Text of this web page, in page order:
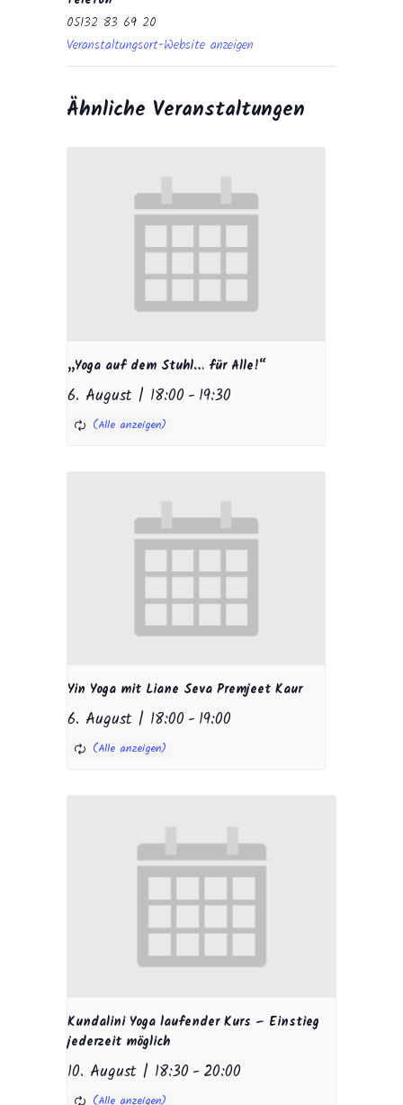
05132 83 69 20
Veranstaltungsort-Website anzeigen
Ähnliche Veranstaltungen
„Yoga auf dem Stuhl… für Alle!“
6. August | 18:00 -19:30
Yin Yoga mit Liane Seva Premjeet Kaur
6. August | 18:00 -19:00
Kundalini Yoga laufender Kurs – Einstieg
jederzeit möglich
10. August | 18:30 -20:00